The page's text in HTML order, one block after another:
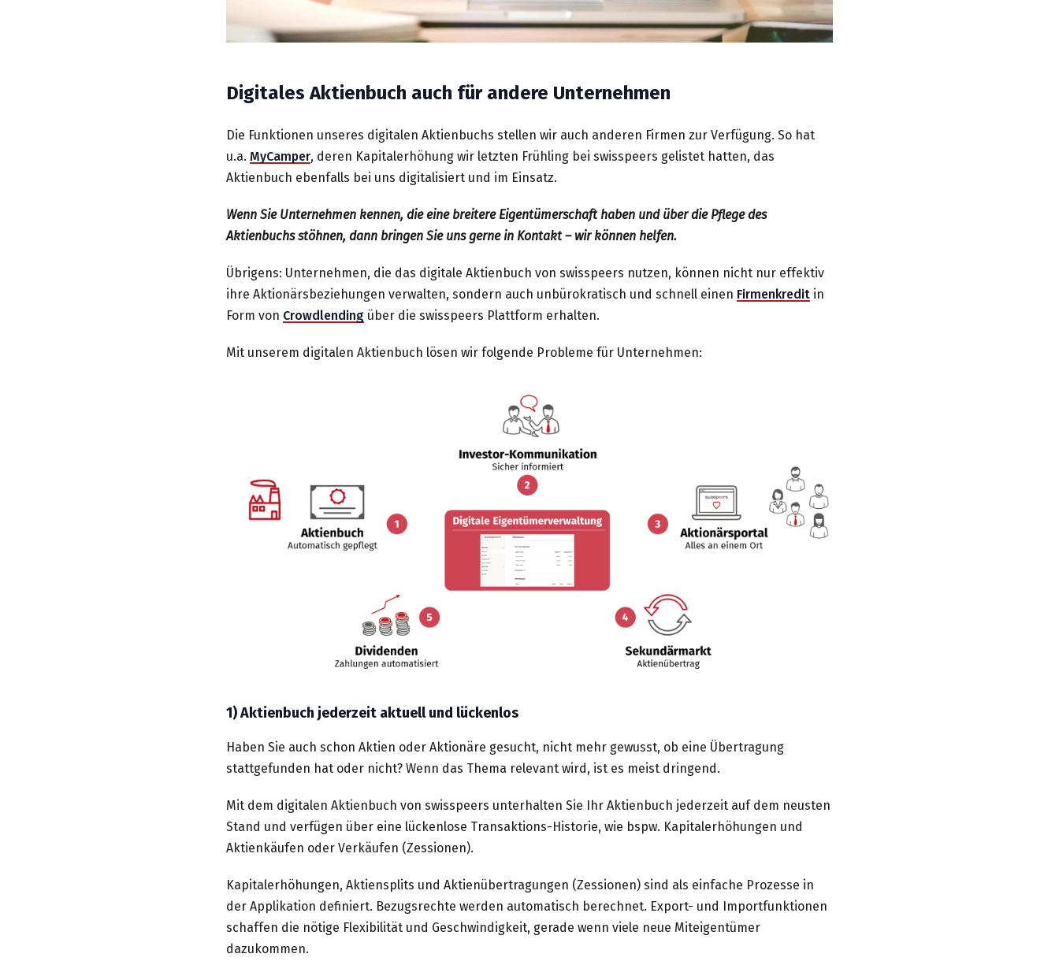
Digitales Aktienbuch auch für andere Unternehmen
Die Funktionen unseres digitalen Aktienbuchs stellen wir auch anderen Firmen zur Verfügung. So hat
u.a. MyCamper, deren Kapitalerhöhung wir letzten Frühling bei swisspeers gelistet hatten, das
Aktienbuch ebenfalls bei uns digitalisiert und im Einsatz.
Wenn Sie Unternehmen kennen, die eine breitere Eigentümerschaft haben und über die Pflege des
Aktienbuchs stöhnen, dann bringen Sie uns gerne in Kontakt – wir können helfen.
Übrigens: Unternehmen, die das digitale Aktienbuch von swisspeers nutzen, können nicht nur effektiv
ihre Aktionärsbeziehungen verwalten, sondern auch unbürokratisch und schnell einen Firmenkredit in
Form von Crowdlending über die swisspeers Plattform erhalten.
Mit unserem digitalen Aktienbuch lösen wir folgende Probleme für Unternehmen:
1) Aktienbuch jederzeit aktuell und lückenlos
Haben Sie auch schon Aktien oder Aktionäre gesucht, nicht mehr gewusst, ob eine Übertragung
stattgefunden hat oder nicht? Wenn das Thema relevant wird, ist es meist dringend.
Mit dem digitalen Aktienbuch von swisspeers unterhalten Sie Ihr Aktienbuch jederzeit auf dem neusten
Stand und verfügen über eine lückenlose Transaktions-Historie, wie bspw. Kapitalerhöhungen und
Aktienkäufen oder Verkäufen (Zessionen).
Kapitalerhöhungen, Aktiensplits und Aktienübertragungen (Zessionen) sind als einfache Prozesse in
der Applikation definiert. Bezugsrechte werden automatisch berechnet. Export- und Importfunktionen
schaffen die nötige Flexibilität und Geschwindigkeit, gerade wenn viele neue Miteigentümer
dazukommen.